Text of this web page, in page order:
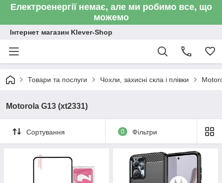
Електроенергії немає, але ми робимо все, що
можемо
Інтернет магазин Klever-Shop
Товари та послуги Чохли, захисні скла і плівки
Motorola G13 (xt2331)
Сортування 0 Фільтри